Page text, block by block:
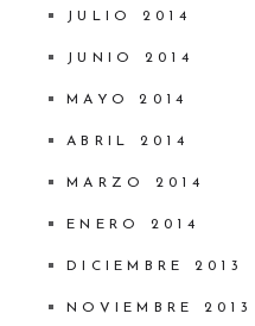
JULIO 2014
JUNIO 2014
MAYO 2014
ABRIL 2014
MARZO 2014
ENERO 2014
DICIEMBRE 2013
NOVIEMBRE 2013